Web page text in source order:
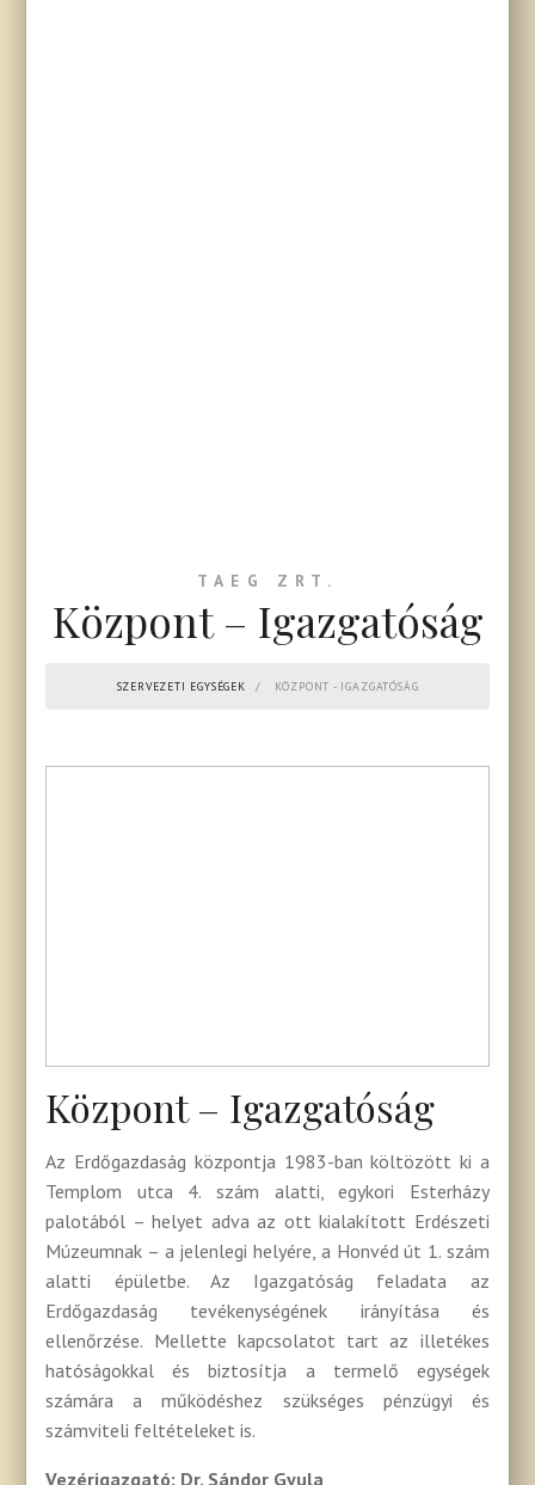
TAEG ZRT.
Központ – Igazgatóság
SZERVEZETI EGYSÉGEK KÖZPONT - IGAZGATÓSÁG
Központ – Igazgatóság
Az Erdőgazdaság központja 1983-ban költözött ki a
Templom utca 4. szám alatti, egykori Esterházy
palotából – helyet adva az ott kialakított Erdészeti
Múzeumnak – a jelenlegi helyére, a Honvéd út 1. szám
alatti épületbe. Az Igazgatóság feladata az
Erdőgazdaság tevékenységének irányítása és
ellenőrzése. Mellette kapcsolatot tart az illetékes
hatóságokkal és biztosítja a termelő egységek
számára a működéshez szükséges pénzügyi és
számviteli feltételeket is.
Vezérigazgató: Dr. Sándor Gyula